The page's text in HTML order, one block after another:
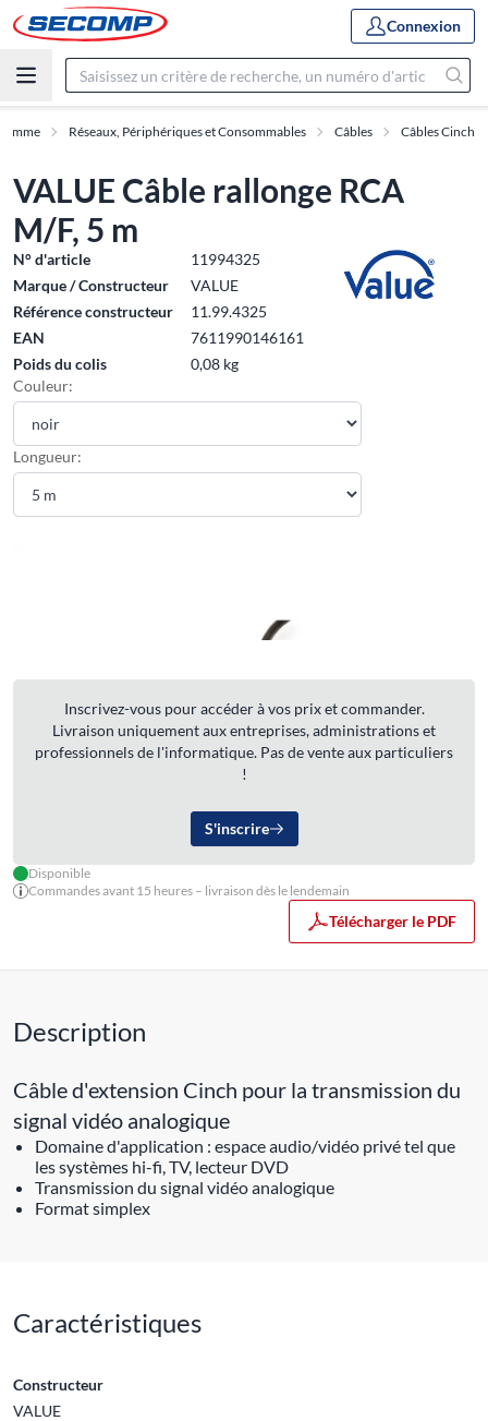
Connexion
Réseaux, Périphériques et Consommables Câbles Câbles Cinch
VALUE Câble rallonge RCA
M/F, 5 m
N° d'article
11994325
Marque / Constructeur
VALUE
Référence constructeur
11.99.4325
EAN
7611990146161
Poids du colis
0,08 kg
Couleur:
Longueur:
Inscrivez-vous pour accéder à vos prix et commander.
Livraison uniquement aux entreprises, administrations et
professionnels de l'informatique. Pas de vente aux particuliers
!
S'inscrire
Disponible
Commandes avant 15 heures – livraison dès le lendemain
Télécharger le PDF
Description
Câble d'extension Cinch pour la transmission du
signal vidéo analogique
Domaine d'application : espace audio/vidéo privé tel que
les systèmes hi-fi, TV, lecteur DVD
Transmission du signal vidéo analogique
Format simplex
Caractéristiques
Constructeur
VALUE